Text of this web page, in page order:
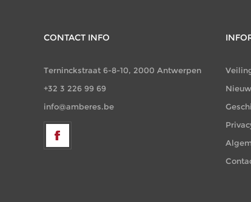
CONTACT INFO
Terninckstraat 6-8-10, 2000 Antwerpen
+32 3 226 99 69
info@amberes.be